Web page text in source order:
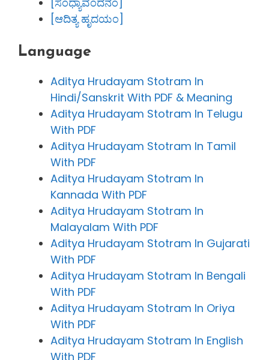
[ಆದಿತ್ಯ ಹೃದಯಂ]
Language
Aditya Hrudayam Stotram In
Hindi/Sanskrit With PDF & Meaning
Aditya Hrudayam Stotram In Telugu
With PDF
Aditya Hrudayam Stotram In Tamil
With PDF
Aditya Hrudayam Stotram In
Kannada With PDF
Aditya Hrudayam Stotram In
Malayalam With PDF
Aditya Hrudayam Stotram In Gujarati
With PDF
Aditya Hrudayam Stotram In Bengali
With PDF
Aditya Hrudayam Stotram In Oriya
With PDF
Aditya Hrudayam Stotram In English
With PDF